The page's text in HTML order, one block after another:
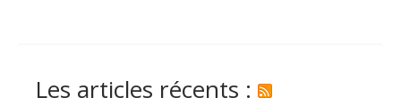
Les articles récents :